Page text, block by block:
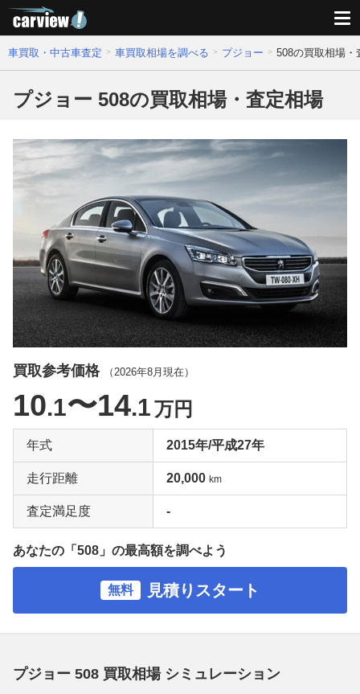
車買取・中古車査定 車買取相場を調べる プジョー 508の買取相場・
プジョー 508の買取相場・査定相場
買取参考価格 （ 2026年8月 現在）
10.1〜14.1万円
年式 2015年/平成27年
走行距離 20,000 km
査定満足度 -
あなたの「508」の最高額を調べよう
無料 見積りスタート
プジョー 508 買取相場 シミュレーション